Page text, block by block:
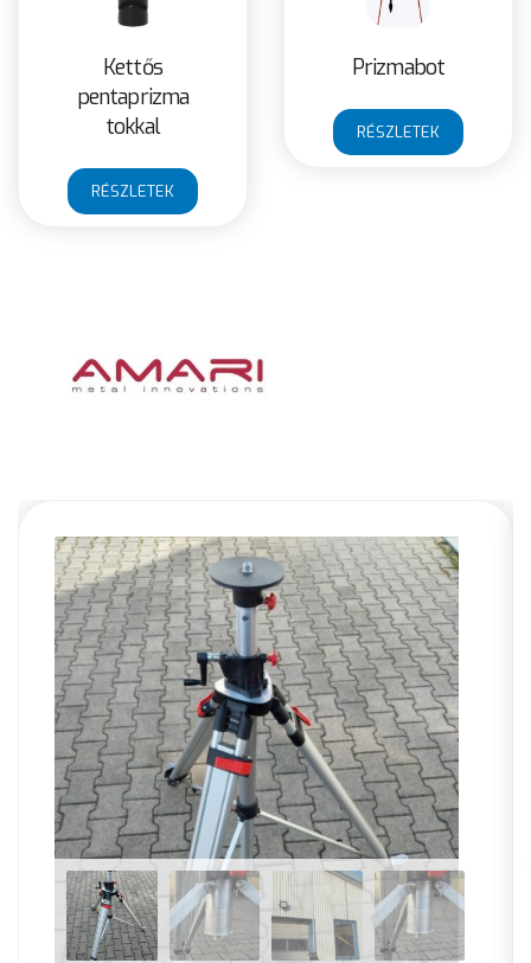
Kettős
pentaprizma
tokkal
RÉSZLETEK
Prizmabot
RÉSZLETEK